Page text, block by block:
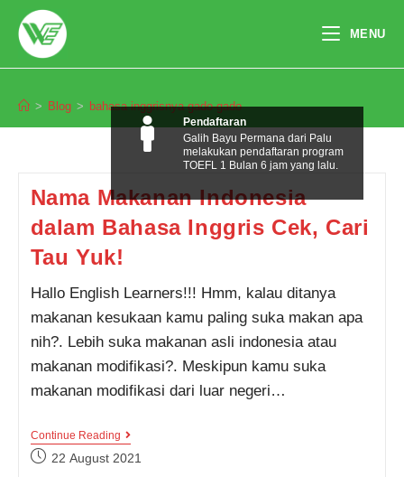
content
MENU
> Blog > bahasa inggrisnya gado-gado
Nama Makanan Indonesia
dalam Bahasa Inggris Cek, Cari
Tau Yuk!
Hallo English Learners!!! Hmm, kalau ditanya
makanan kesukaan kamu paling suka makan apa
nih?. Lebih suka makanan asli indonesia atau
makanan modifikasi?. Meskipun kamu suka
makanan modifikasi dari luar negeri…
Continue ReadingNama
Indonesia
Post22 August 2021
Pendaftaran
Galih Bayu Permana dari Palu
melakukan pendaftaran program
TOEFL 1 Bulan 6 jam yang lalu.